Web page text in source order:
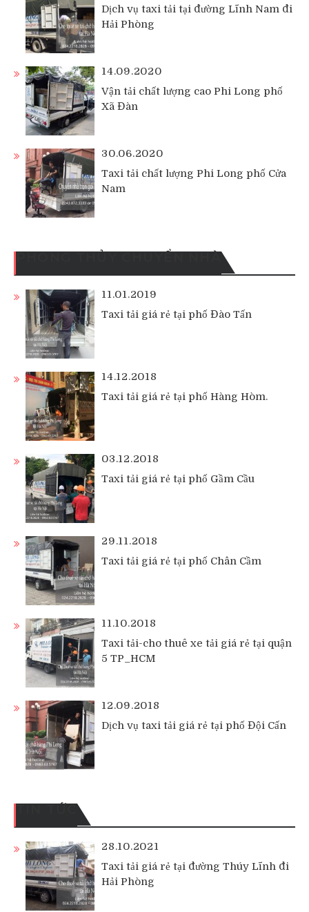
Dịch vụ taxi tải tại đường Lĩnh Nam đi
Hải Phòng
14.09.2020
Vận tải chất lượng cao Phi Long phố
Xã Đàn
30.06.2020
Taxi tải chất lượng Phi Long phố Cửa
Nam
PHONG THỦY CHUYỂN NHÀ
11.01.2019
Taxi tải giá rẻ tại phố Đào Tấn
14.12.2018
Taxi tải giá rẻ tại phố Hàng Hòm.
03.12.2018
Taxi tải giá rẻ tại phố Gầm Cầu
29.11.2018
Taxi tải giá rẻ tại phố Chân Cầm
11.10.2018
Taxi tải-cho thuê xe tải giá rẻ tại quận
5 TP_HCM
12.09.2018
Dịch vụ taxi tải giá rẻ tại phố Đội Cấn
TIN TỨC
28.10.2021
Taxi tải giá rẻ tại đường Thúy Lĩnh đi
Hải Phòng